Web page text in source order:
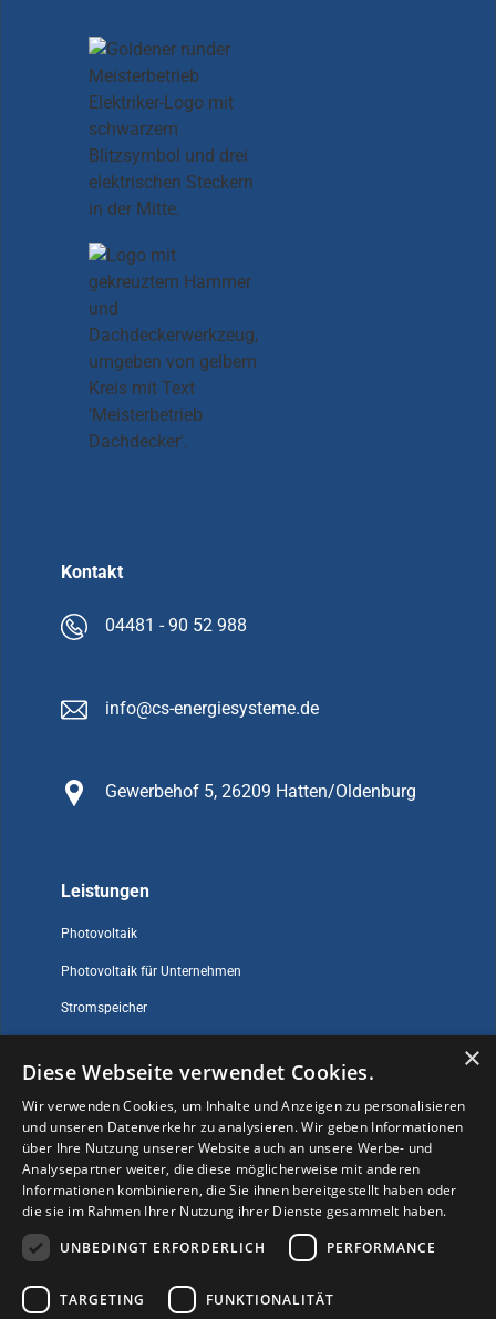
Kontakt
04481 - 90 52 988
info@cs-energiesysteme.de
Gewerbehof 5, 26209 Hatten/Oldenburg
Leistungen
Photovoltaik
Photovoltaik für Unternehmen
Stromspeicher
Sonstiges
Impressum
Datenschutz
Kontakt
Ratgeber
×
Diese Webseite verwendet Cookies.
Wir verwenden Cookies, um Inhalte und Anzeigen zu personalisieren
und unseren Datenverkehr zu analysieren. Wir geben Informationen
über Ihre Nutzung unserer Website auch an unsere Werbe- und
Analysepartner weiter, die diese möglicherweise mit anderen
Informationen kombinieren, die Sie ihnen bereitgestellt haben oder
die sie im Rahmen Ihrer Nutzung ihrer Dienste gesammelt haben.
UNBEDINGT ERFORDERLICH
PERFORMANCE
TARGETING FUNKTIONALITÄT